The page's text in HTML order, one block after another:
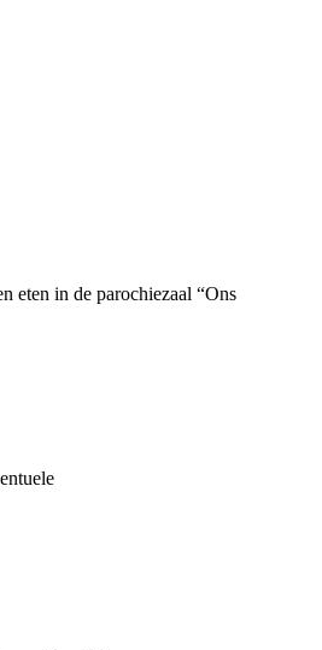
eten in de parochiezaal “Ons